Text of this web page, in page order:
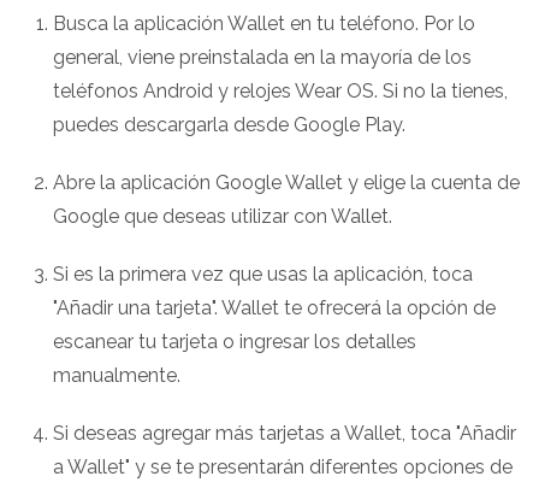
Busca la aplicación Wallet en tu teléfono. Por lo
general, viene preinstalada en la mayoría de los
teléfonos Android y relojes Wear OS. Si no la tienes,
puedes descargarla desde Google Play.
Abre la aplicación Google Wallet y elige la cuenta de
Google que deseas utilizar con Wallet.
Si es la primera vez que usas la aplicación, toca
"Añadir una tarjeta". Wallet te ofrecerá la opción de
escanear tu tarjeta o ingresar los detalles
manualmente.
Si deseas agregar más tarjetas a Wallet, toca "Añadir
a Wallet" y se te presentarán diferentes opciones de